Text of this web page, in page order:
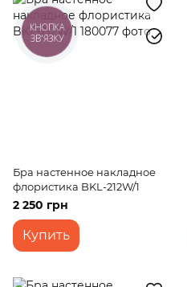
Бра настенное накладное
флористика BKL-212W/1
2 250 грн
Купить
КНОПКА
ЗВ'ЯЗКУ